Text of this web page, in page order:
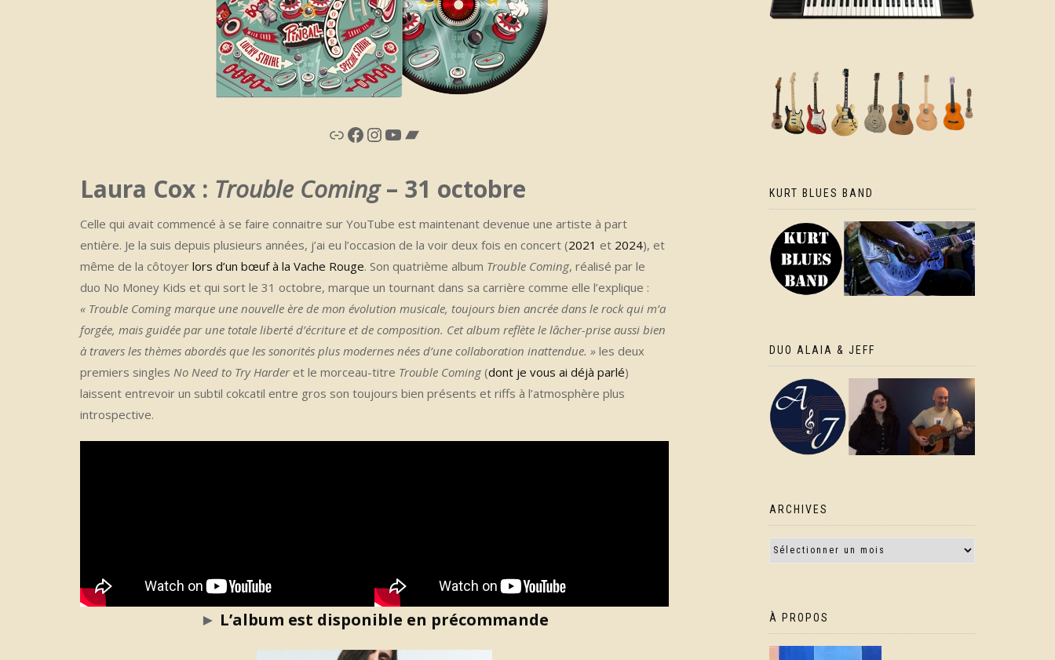
LienFacebook
Instagram
YouTube
Bandcamp
Laura Cox : Trouble Coming– 31 octobre
Celle qui avait commencé à se faire connaitre sur YouTube est maintenant devenue une artiste à part
entière. Je la suis depuis plusieurs années, j’ai eu l’occasion de la voir deux fois en concert (2021 et 2024), et
même de la côtoyer lors d’un bœuf à la Vache Rouge. Son quatrième album Trouble Coming, réalisé par le
duo No Money Kids et qui sort le 31 octobre, marque un tournant dans sa carrière comme elle l’explique :
« Trouble Coming marque une nouvelle ère de mon évolution musicale, toujours bien ancrée dans le rock qui m’a
forgée, mais guidée par une totale liberté d’écriture et de composition. Cet album reflète le lâcher-prise aussi bien
à travers les thèmes abordés que les sonorités plus modernes nées d’une collaboration inattendue. » les deux
premiers singles No Need to Try Harderet le morceau-titre Trouble Coming (dont je vous ai déjà parlé)
laissent entrevoir un subtil cokcatil entre gros son toujours bien présents et riffs à l’atmosphère plus
introspective.
► L’album est disponible en précommande
KURT BLUES BAND
DUO ALAIA & JEFF
ARCHIVES
À PROPOS